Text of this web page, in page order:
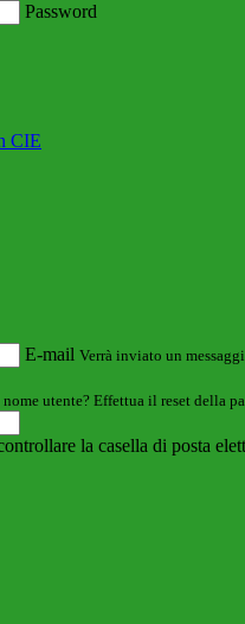
Password
CIE
E-mail Verrà inviato un
utente? Effettua il reset della
la casella di posta